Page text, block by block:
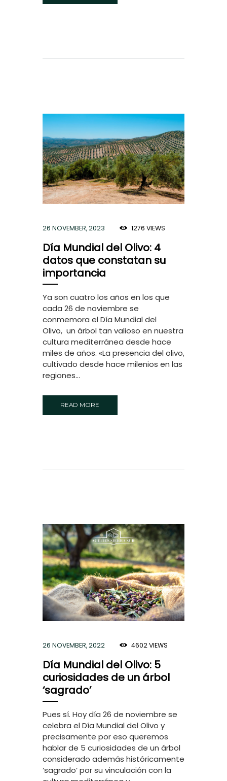
26 NOVEMBER, 2023 1276 VIEWS
Día Mundial del Olivo: 4
datos que constatan su
importancia
Ya son cuatro los años en los que
cada 26 de noviembre se
conmemora el Día Mundial del
Olivo, un árbol tan valioso en nuestra
cultura mediterránea desde hace
miles de años. «La presencia del olivo,
cultivado desde hace milenios en las
regiones...
READ MORE
26 NOVEMBER, 2022 4602VIEWS
Día Mundial del Olivo: 5
curiosidades de un árbol
‘sagrado’
Pues sí. Hoy día 26 de noviembre se
celebra el Día Mundial del Olivo y
precisamente por eso queremos
hablar de 5 curiosidades de un árbol
considerado además históricamente
‘sagrado’ por su vinculación con la